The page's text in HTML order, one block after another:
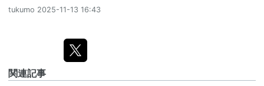
tukumo 2025-11-13 16:43
関連記事